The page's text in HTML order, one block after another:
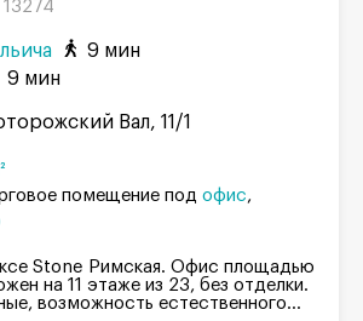
9 мин
9 мин
Вал, 11/1
помещение под офис
Stone Римская. Офис площадью
на 11 этаже из 23, без отделки.
возможность естественного...